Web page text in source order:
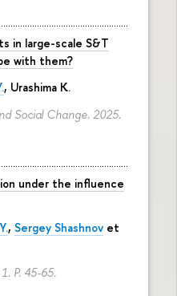
in large-scale S&T
with them?
, Urashima K.
Social Change. 2025.
under the influence
, Sergey Shashnov et
P. 45-65.